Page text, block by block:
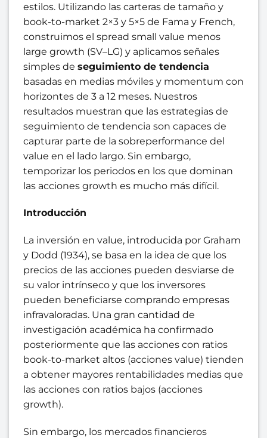
estilos. Utilizando las carteras de tamaño y
book-to-market 2×3 y 5×5 de Fama y French,
construimos el spread small value menos
large growth (SV–LG) y aplicamos señales
simples de seguimiento de tendencia
basadas en medias móviles y momentum con
horizontes de 3 a 12 meses. Nuestros
resultados muestran que las estrategias de
seguimiento de tendencia son capaces de
capturar parte de la sobreperformance del
value en el lado largo. Sin embargo,
temporizar los periodos en los que dominan
las acciones growth es mucho más difícil.
Introducción
La inversión en value, introducida por Graham
y Dodd (1934), se basa en la idea de que los
precios de las acciones pueden desviarse de
su valor intrínseco y que los inversores
pueden beneficiarse comprando empresas
infravaloradas. Una gran cantidad de
investigación académica ha confirmado
posteriormente que las acciones con ratios
book-to-market altos (acciones value) tienden
a obtener mayores rentabilidades medias que
las acciones con ratios bajos (acciones
growth).
Sin embargo, los mercados financieros